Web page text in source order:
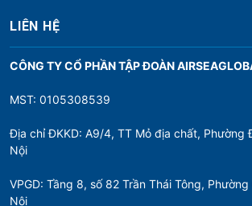
LIÊN HỆ
CÔNG TY CỔ PHẦN TẬP ĐOÀN
MST: 0105308539
Địa chỉ ĐKKD: A9/4, TT Mỏ địa chất, Phường
Nội
VPGD: Tầng 8, số 82 Trần Thái Tông, Phường
Nội